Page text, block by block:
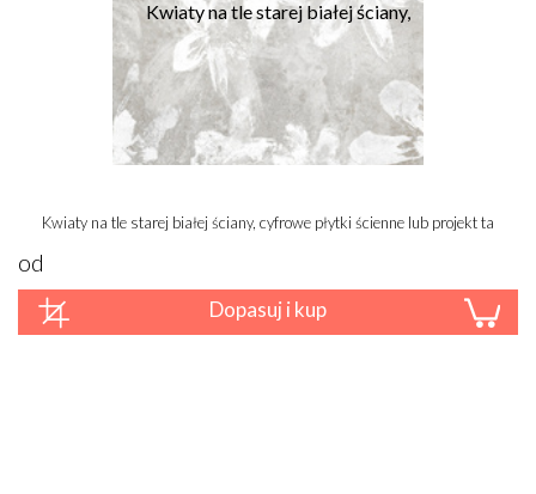
Kwiaty na tle starej białej ściany, cyfrowe płytki ścienne lub projekt tapety
od
Dopasuj i kup